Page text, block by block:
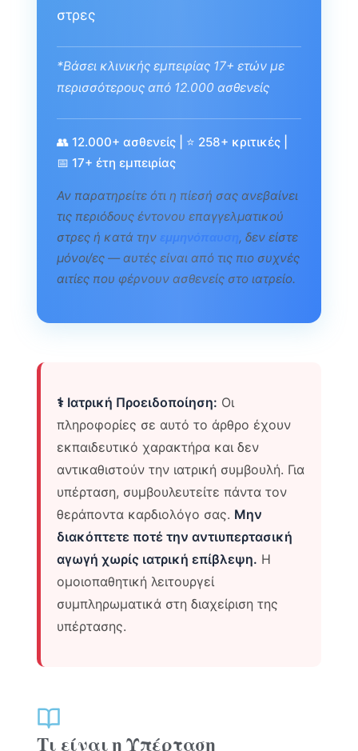
στρες
*Βάσει κλινικής εμπειρίας 17+ ετών με
περισσότερους από 12.000 ασθενείς
👥 12.000+ ασθενείς | ⭐ 258+ κριτικές |
📅 17+ έτη εμπειρίας
Αν παρατηρείτε ότι η πίεσή σας ανεβαίνει
τις περιόδους έντονου επαγγελματικού
στρες ή κατά την εμμηνόπαυση , δεν είστε
μόνοι/ες — αυτές είναι από τις πιο συχνές
αιτίες που φέρνουν ασθενείς στο ιατρείο.
⚕️ Ιατρική Προειδοποίηση: Οι
πληροφορίες σε αυτό το άρθρο έχουν
εκπαιδευτικό χαρακτήρα και δεν
αντικαθιστούν την ιατρική συμβουλή. Για
υπέρταση, συμβουλευτείτε πάντα τον
θεράποντα καρδιολόγο σας. Μην
διακόπτετε ποτέ την αντιυπερτασική
αγωγή χωρίς ιατρική επίβλεψη. Η
ομοιοπαθητική λειτουργεί
συμπληρωματικά στη διαχείριση της
υπέρτασης.
Τι είναι η Υπέρταση